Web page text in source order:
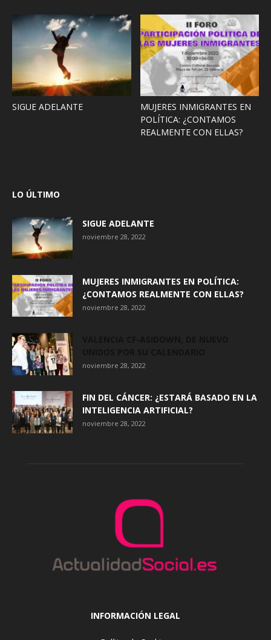
SIGUE ADELANTE
MUJERES INMIGRANTES EN
POLÍTICA: ¿CONTAMOS
REALMENTE CON ELLAS?
LO ÚLTIMO
SIGUE ADELANTE
noviembre 28, 2022
MUJERES INMIGRANTES EN POLÍTICA:
¿CONTAMOS REALMENTE CON ELLAS?
noviembre 28, 2022
noviembre 28, 2022
FIN DEL CÁNCER: ¿ESTARÁ BASADO EN LA
INTELIGENCIA ARTIFICIAL?
noviembre 28, 2022
INFORMACIÓN LEGAL